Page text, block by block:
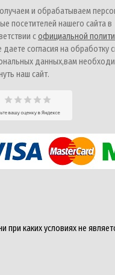
и обрабатываем
посетителей нашего сайта в
софициальной
даете согласия на обработку
данных,вам
наш сайт.
каких условиях не